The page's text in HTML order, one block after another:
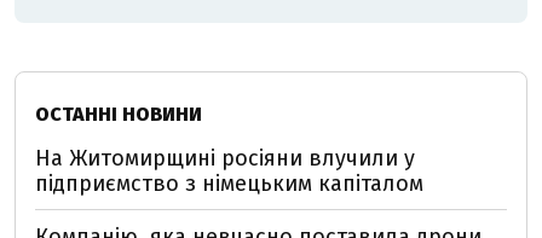
ОСТАННІ НОВИНИ
На Житомирщині росіяни влучили у
підприємство з німецьким капіталом